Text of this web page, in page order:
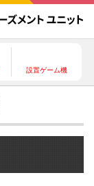
設置ゲーム機